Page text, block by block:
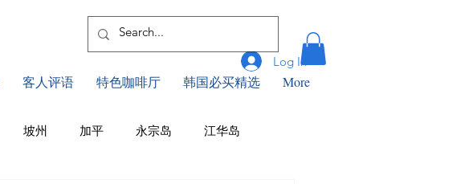
客人评语 特色咖啡厅 韩国必买精选 More
Log In
坡州 加平 永宗岛 江华岛